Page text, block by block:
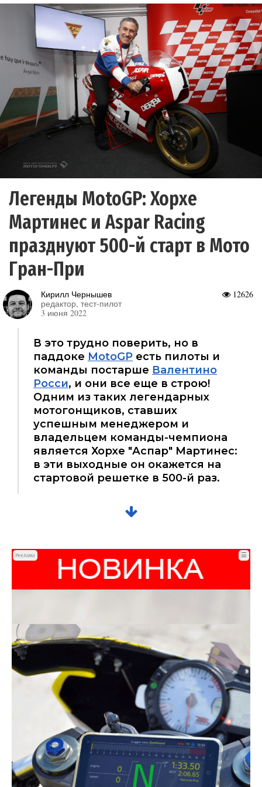
Легенды MotoGP: Хорхе
Мартинес и Aspar Racing
празднуют 500-й старт в Мото
Гран-При
12626
Кирилл Чернышев
редактор, тест-пилот
3 июня 2022
В это трудно поверить, но в
паддоке MotoGP есть пилоты и
команды постарше Валентино
Росси, и они все еще в строю!
Одним из таких легендарных
мотогонщиков, ставших
успешным менеджером и
владельцем команды-чемпиона
является Хорхе "Аспар" Мартинес:
в эти выходные он окажется на
стартовой решетке в 500-й раз.
Реклама ☰